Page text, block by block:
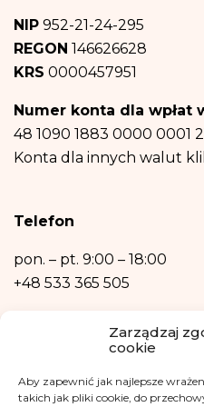
Zarządzaj
cookie
Aby zapewnić jak najlepsze
takich jak pliki cookie, do
sprzeciwu – rezygnacji z newslettera
Następnie – w niezbędnym zakresie,
punktach b) oraz c) powyżej.
Posiadasz prawo dostępu do treści
sprostowania, usunięcia, ograniczenia
danych, prawo wniesienia sprzeciwu,
Ochrony Danych Osobowych, w razie
Podanie danych osobowych jest
również w formie profilowania.
NIP 952-21-24-295
REGON 146626628
KRS 0000457951
Numer konta dla wpłat
48 1090 1883 0000 0001
Konta dla innych walut
Telefon
pon. – pt. 9:00 – 18:00
+48 533 365 505
kontakt@fundacjakasisi.pl
Inspektor Danych